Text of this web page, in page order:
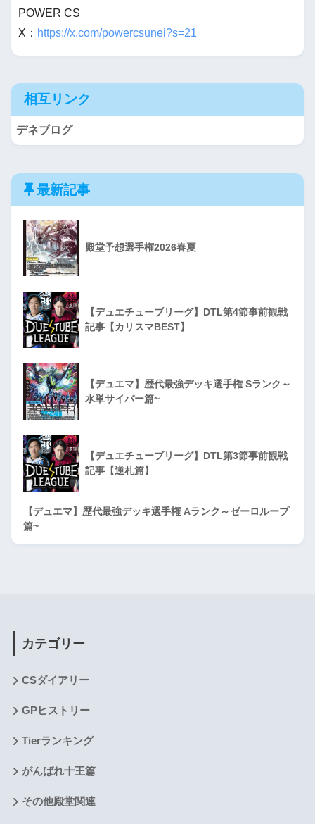
POWER CS
X： https://x.com/powercsunei?s=21
相互リンク
デネブログ
最新記事
殿堂予想選手権2026春夏
【デュエチューブリーグ】DTL第4節事前観戦
記事【カリスマBEST】
【デュエマ】歴代最強デッキ選手権 Sランク～
水単サイバー篇~
【デュエチューブリーグ】DTL第3節事前観戦
記事【逆札篇】
【デュエマ】歴代最強デッキ選手権 Aランク～ゼーロループ
篇~
カテゴリー
CSダイアリー
GPヒストリー
Tierランキング
がんばれ十王篇
その他殿堂関連